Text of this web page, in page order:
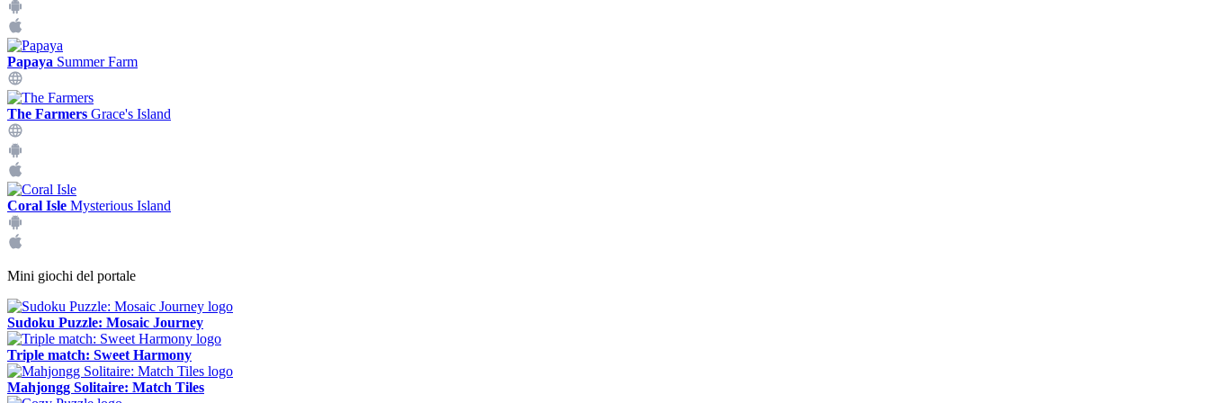
Papaya Summer Farm
The Farmers Grace's Island
Coral Isle Mysterious Island
Mini giochi del portale
Sudoku Puzzle: Mosaic Journey
Triple match: Sweet Harmony
Mahjongg Solitaire: Match Tiles